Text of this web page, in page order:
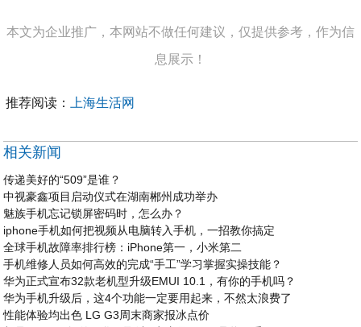
本文为企业推广，本网站不做任何建议，仅提供参考，作为信
息展示！
推荐阅读： 上海生活网
相关新闻
传递美好的“509”是谁？
中视豪鑫项目启动仪式在湖南郴州成功举办
魅族手机忘记锁屏密码时，怎么办？
iphone手机如何把视频从电脑转入手机，一招教你搞定
全球手机故障率排行榜：iPhone第一，小米第二
手机维修人员如何高效的完成“手工”学习掌握实操技能？
华为正式宣布32款老机型升级EMUI 10.1，有你的手机吗？
华为手机升级后，这4个功能一定要用起来，不然太浪费了
性能体验均出色 LG G3周末商家报冰点价